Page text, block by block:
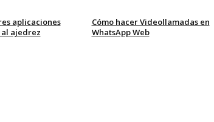
aplicaciones
ajedrez
Cómo hacer Videollamadas en
WhatsApp Web